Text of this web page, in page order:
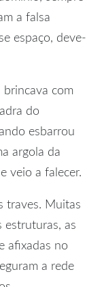
a falsa
espaço, deve-
brincava com
do
esbarrou
argola da
veio a falecer.
traves. Muitas
estruturas, as
afixadas no
a rede